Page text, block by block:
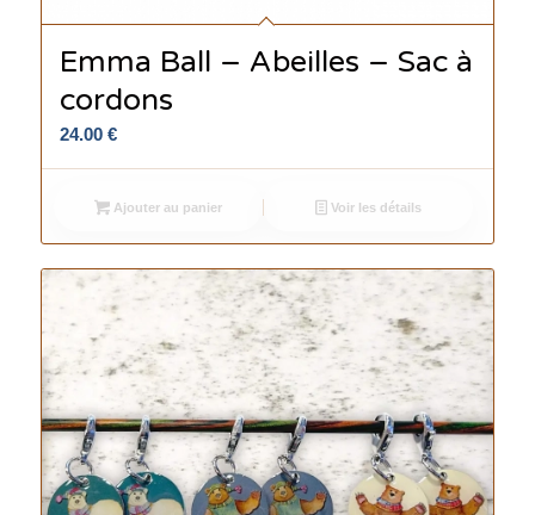
Emma Ball – Abeilles – Sac à
cordons
24.00 €
Ajouter au panier Voir les détails